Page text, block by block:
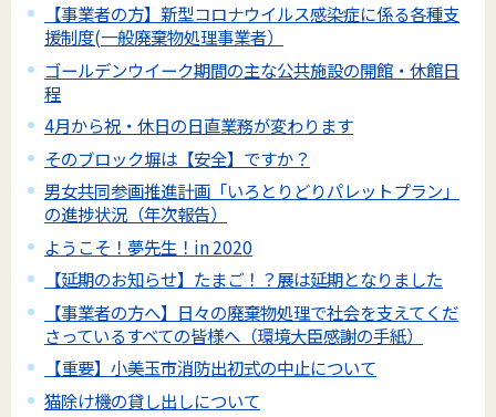
【事業者の方】新型コロナウイルス感染症に係る各種支
援制度(一般廃棄物処理事業者）
ゴールデンウイーク期間の主な公共施設の開館・休館日
程
4月から祝・休日の日直業務が変わります
そのブロック塀は【安全】ですか？
男女共同参画推進計画「いろとりどりパレットプラン」
の進捗状況（年次報告）
ようこそ！夢先生！in 2020
【延期のお知らせ】たまご！？展は延期となりました
【事業者の方へ】日々の廃棄物処理で社会を支えてくだ
さっているすべての皆様へ（環境大臣感謝の手紙）
【重要】小美玉市消防出初式の中止について
猫除け機の貸し出しについて